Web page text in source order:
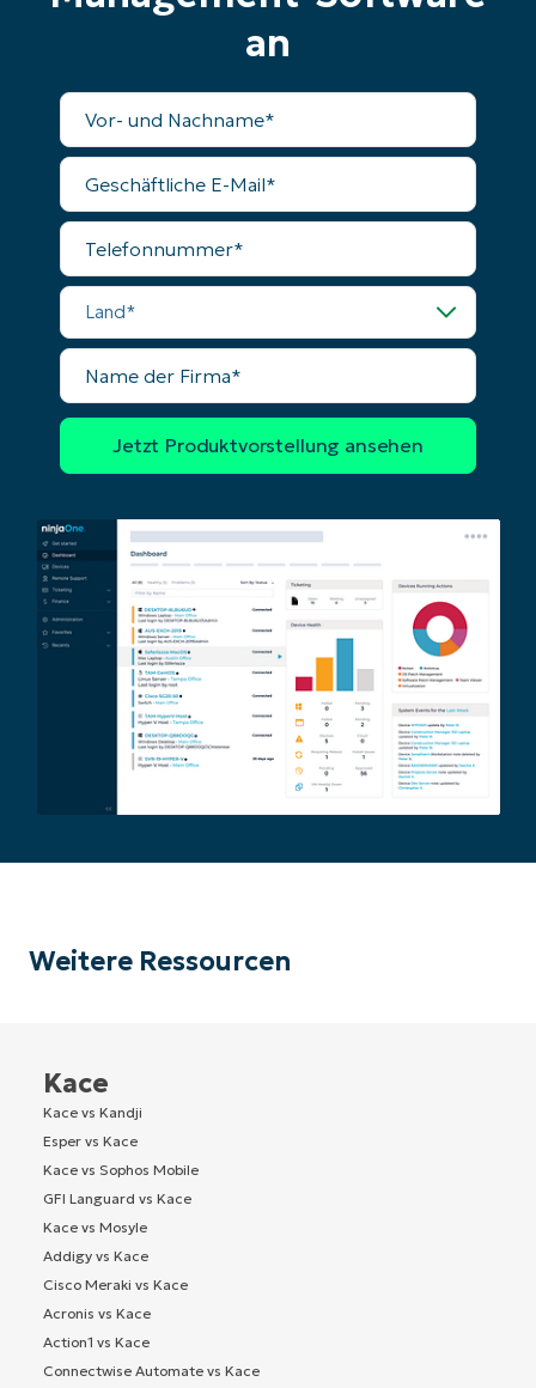
an
Vollständiger
Name
Geschäftliche
Mail
Telefonnummer
Land
Name
der
Firma
Weitere Ressourcen
Kace
Kace vs Kandji
Esper vs Kace
Kace vs Sophos Mobile
GFI Languard vs Kace
Kace vs Mosyle
Addigy vs Kace
Cisco Meraki vs Kace
Acronis vs Kace
Action1 vs Kace
Connectwise Automate vs Kace
number*
Land
Company
name*